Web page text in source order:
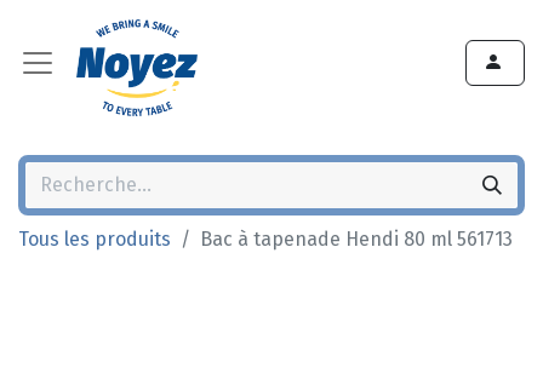
Tous les produits Bac à tapenade Hendi 80 ml 561713